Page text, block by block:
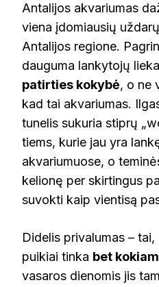
Antalijos akvariumas
viena įdomiausių
Antalijos regione.
dauguma lankytojų
patirties kokybė, o ne
kad tai akvariumas.
tunelis sukuria stiprų
tiems, kurie jau yra
akvariumuose, o
kelionę per skirtingus
suvokti kaip vientisą
Didelis privalumas –
puikiai tinka bet
vasaros dienomis jis